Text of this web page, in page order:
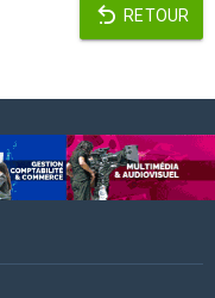
RETOUR